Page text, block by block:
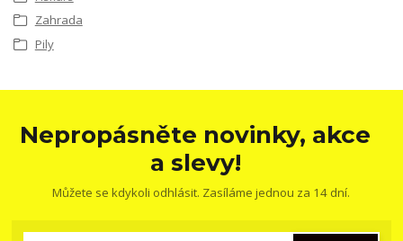
Zahrada
Pily
Nepropásněte novinky, akce
a slevy!
Můžete se kdykoli odhlásit. Zasíláme jednou za 14 dní.